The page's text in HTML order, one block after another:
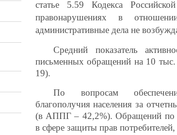
статье 5.59 Кодекса
правонарушениях в
административные дела не
Средний показатель
письменных обращений на 10
19).
По вопросам обеспечения
благополучия населения за
(в АППГ – 42,2%). Обращений по
в сфере защиты прав